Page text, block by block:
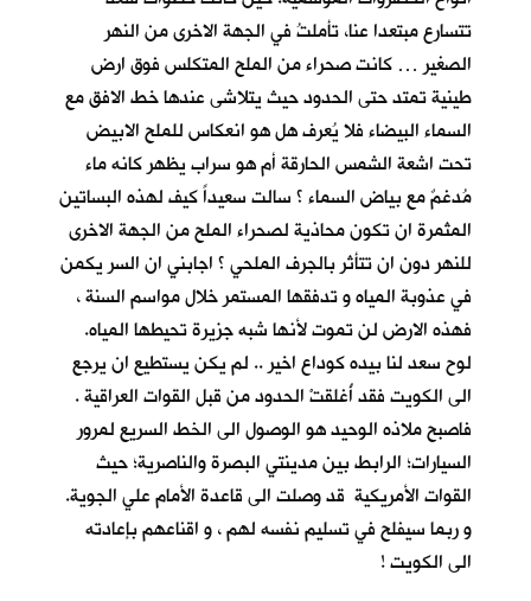
تتسارع مبتعدا عنا، تأملتُ في الجهة الاخرى من النهر
الصغير … كانت صحراء من الملح المتكلس فوق ارض
طينية تمتد حتى الحدود حيث يتلاشى عندها خط الافق مع
السماء البيضاء فلا يُعرف هل هو انعكاس للملح الابيض
تحت اشعة الشمس الحارقة أم هو سراب يظهر كانه ماء
مُدغمٌ مع بياض السماء ؟ سالت سعيداً كيف لهذه البساتين
المثمرة ان تكون محاذية لصحراء الملح من الجهة الاخرى
للنهر دون ان تتأثر بالجرف الملحي ؟ اجابني ان السر يكمن
في عذوبة المياه و تدفقها المستمر خلال مواسم السنة ،
فهذه الارض لن تموت لأنها شبه جزيرة تحيطها المياه.
لوح سعد لنا بيده كوداع اخير .. لم يكن يستطيع ان يرجع
الى الكويت فقد أُغلقتْ الحدود من قبل القوات العراقية .
فاصبح ملاذه الوحيد هو الوصول الى الخط السريع لمرور
السيارات؛ الرابط بين مدينتي البصرة والناصرية؛ حيث
القوات الأمريكية قد وصلت الى قاعدة الأمام علي الجوية.
و ربما سيفلح في تسليم نفسه لهم ، و اقناعهم بإعادته
الى الكويت !